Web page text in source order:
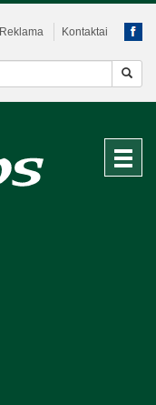
Reklama Kontaktai